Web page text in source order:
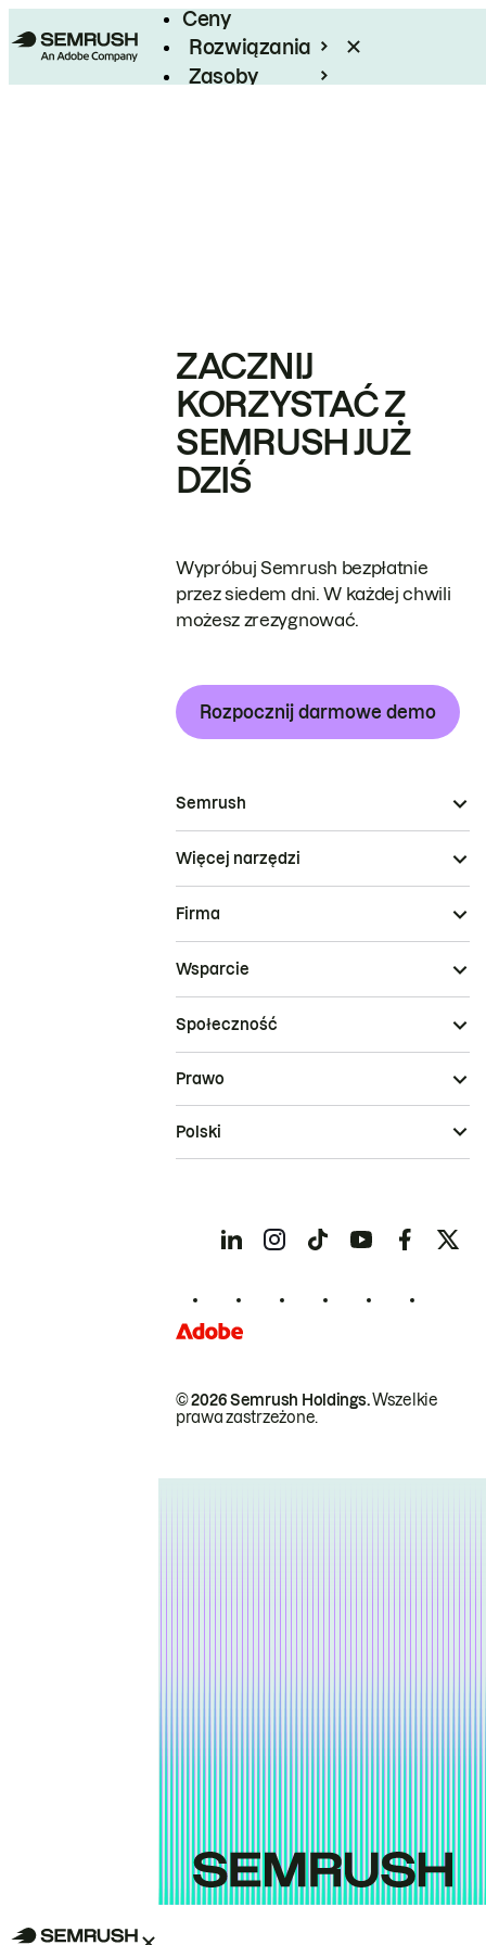
Ceny
Rozwiązania
Zasoby
ZACZNIJ
KORZYSTAĆ Z
SEMRUSH JUŻ
DZIŚ
Wypróbuj Semrush bezpłatnie
przez siedem dni. W każdej chwili
możesz zrezygnować.
Rozpocznij darmowe demo
Semrush
Więcej narzędzi
Firma
Wsparcie
Społeczność
© 2026 Semrush Holdings.Wszelkie
prawa zastrzeżone.
Prawo
Polski